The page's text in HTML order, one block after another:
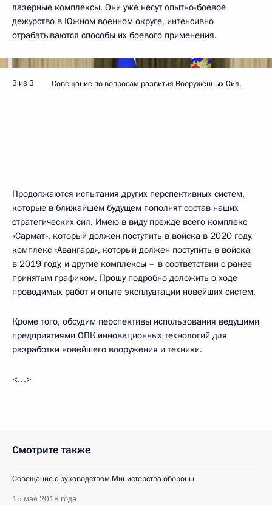
лазерные комплексы. Они уже несут опытно-боевое
дежурство в Южном военном округе, интенсивно
отрабатываются способы их боевого применения.
3 из 3 Совещание по вопросам развития Вооружённых Сил.
Продолжаются испытания других перспективных систем,
которые в ближайшем будущем пополнят состав наших
стратегических сил. Имею в виду прежде всего комплекс
«Сармат», который должен поступить в войска в 2020 году,
комплекс «Авангард», который должен поступить в войска
в 2019 году, и другие комплексы – в соответствии с ранее
принятым графиком. Прошу подробно доложить о ходе
проводимых работ и опыте эксплуатации новейших систем.
Кроме того, обсудим перспективы использования ведущими
предприятиями ОПК инновационных технологий для
разработки новейшего вооружения и техники.
<…>
Смотрите также
Совещание с руководством Министерства обороны
15 мая 2018 года